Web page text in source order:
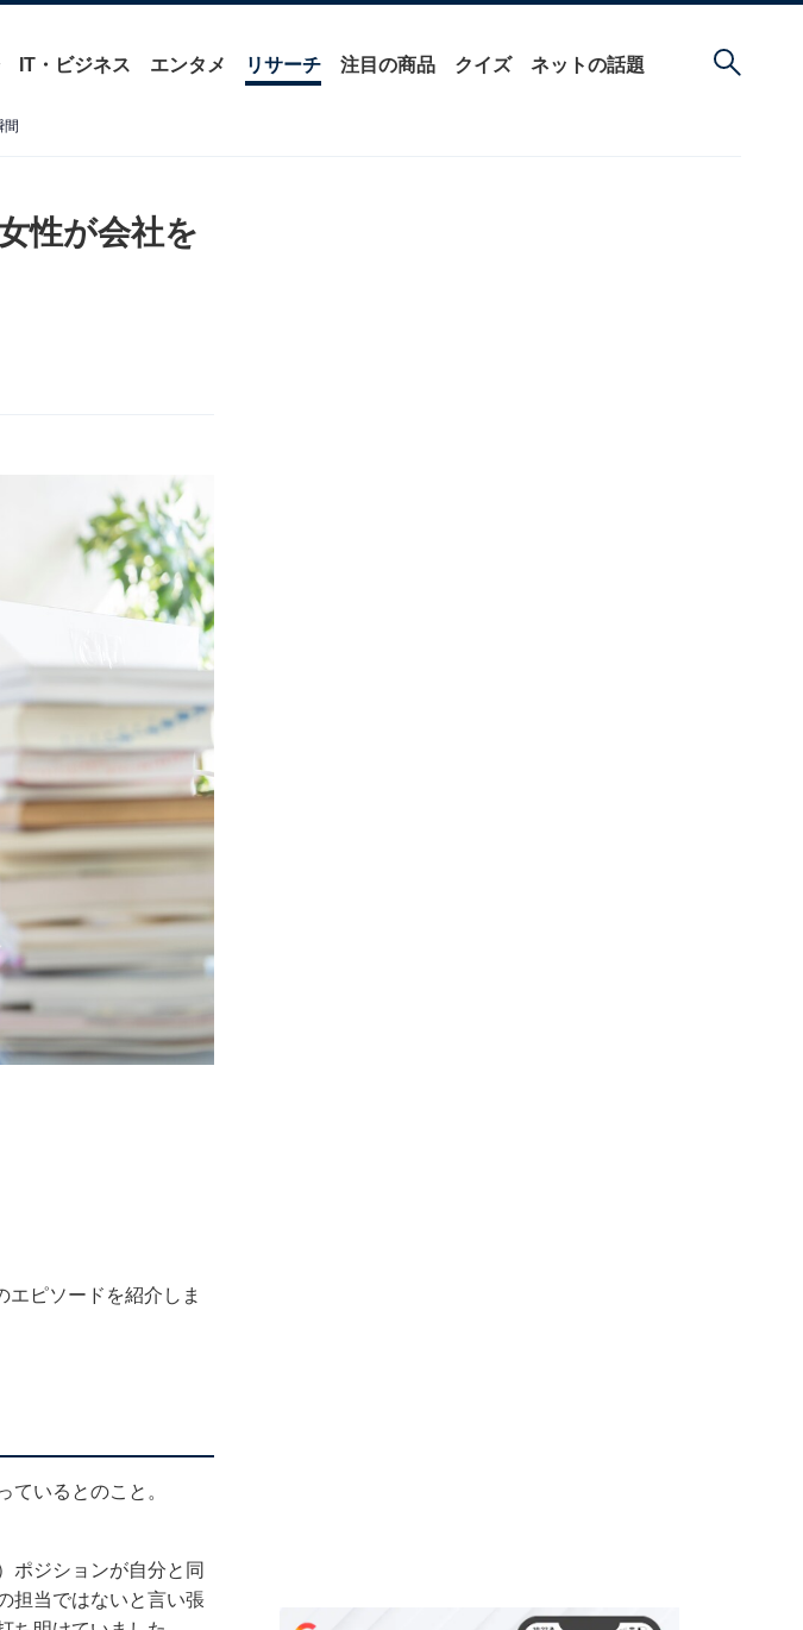
IT・ビジネス エンタメ リサーチ 注目の商品 クイズ ネットの話題
間
性が会社を
ピソードを紹介しま
いるとのこと。
ポジションが自分と同
担当ではないと言い張